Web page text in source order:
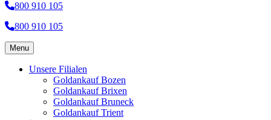
800 910 105
800 910 105
Menu
Unsere Filialen
Goldankauf Bozen
Goldankauf Brixen
Goldankauf Bruneck
Goldankauf Trient